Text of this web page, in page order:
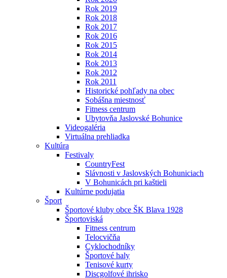
Rok 2019
Rok 2018
Rok 2017
Rok 2016
Rok 2015
Rok 2014
Rok 2013
Rok 2012
Rok 2011
Historické pohľady na obec
Sobášna miestnosť
Fitness centrum
Ubytovňa Jaslovské Bohunice
Videogaléria
Virtuálna prehliadka
Kultúra
Festivaly
CountryFest
Slávnosti v Jaslovských Bohuniciach
V Bohunicách pri kaštieli
Kultúrne podujatia
Šport
Športové kluby obce ŠK Blava 1928
Športoviská
Fitness centrum
Telocvičňa
Cyklochodníky
Športové haly
Tenisové kurty
Discgolfové ihrisko